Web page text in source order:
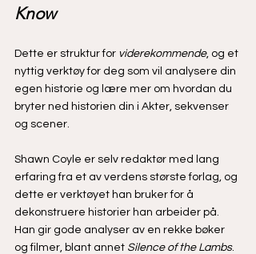
Know
Dette er struktur for viderekommende, og et
nyttig verktøy for deg som vil analysere din
egen historie og lære mer om hvordan du
bryter ned historien din i Akter, sekvenser
og scener.
Shawn Coyle er selv redaktør med lang
erfaring fra et av verdens største forlag, og
dette er verktøyet han bruker for å
dekonstruere historier han arbeider på.
Han gir gode analyser av en rekke bøker
og filmer, blant annet Silence of the Lambs.